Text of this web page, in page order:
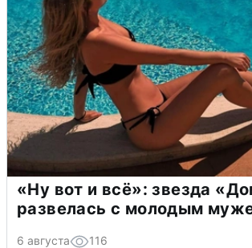
«Ну вот и всё»: звезда
развелась с молодым
6 августа 116